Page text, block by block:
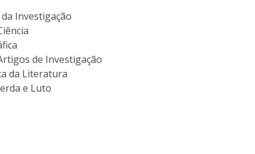
Investigação
de Investigação
da Literatura
e Luto